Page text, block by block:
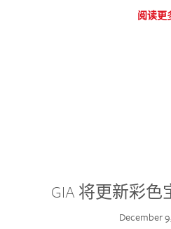
阅读更
GIA 将更新彩
December